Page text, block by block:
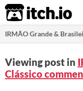
itch.io
IRMÃO Grande &
Viewing post in
Clássico